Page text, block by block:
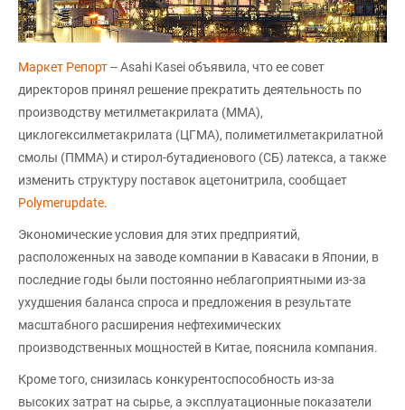
Маркет Репорт-- Asahi Kasei объявила, что ее совет
директоров принял решение прекратить деятельность по
производству метилметакрилата (ММА),
циклогексилметакрилата (ЦГМА), полиметилметакрилатной
смолы (ПММА) и стирол-бутадиенового (СБ) латекса, а также
изменить структуру поставок ацетонитрила, сообщает
Polymerupdate.
Экономические условия для этих предприятий,
расположенных на заводе компании в Кавасаки в Японии, в
последние годы были постоянно неблагоприятными из-за
ухудшения баланса спроса и предложения в результате
масштабного расширения нефтехимических
производственных мощностей в Китае, пояснила компания.
Кроме того, снизилась конкурентоспособность из-за
высоких затрат на сырье, а эксплуатационные показатели